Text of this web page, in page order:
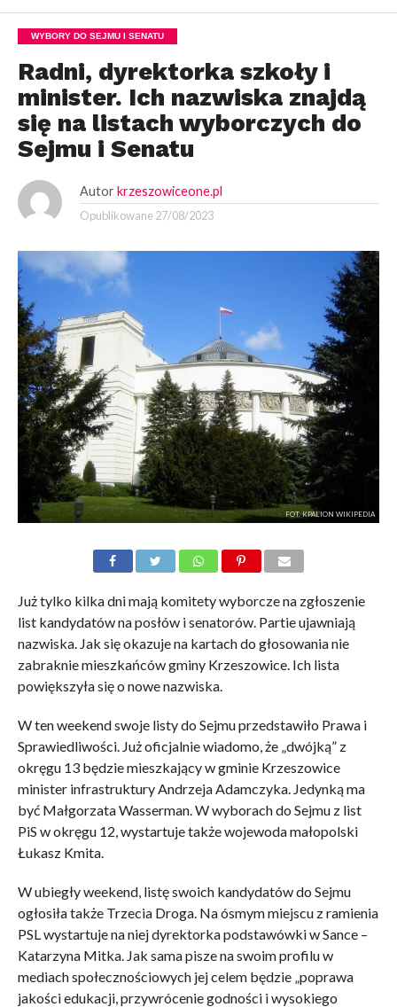
WYBORY DO SEJMU I SENATU
Radni, dyrektorka szkoły i
minister. Ich nazwiska znajdą
się na listach wyborczych do
Sejmu i Senatu
Autor krzeszowiceone.pl
Opublikowane 27/08/2023
FOT. KPALION WIKIPEDIA
Już tylko kilka dni mają komitety wyborcze na zgłoszenie
list kandydatów na posłów i senatorów. Partie ujawniają
nazwiska. Jak się okazuje na kartach do głosowania nie
zabraknie mieszkańców gminy Krzeszowice. Ich lista
powiększyła się o nowe nazwiska.
W ten weekend swoje listy do Sejmu przedstawiło Prawa i
Sprawiedliwości. Już oficjalnie wiadomo, że „dwójką” z
okręgu 13 będzie mieszkający w gminie Krzeszowice
minister infrastruktury Andrzeja Adamczyka. Jedynką ma
być Małgorzata Wasserman. W wyborach do Sejmu z list
PiS w okręgu 12, wystartuje także wojewoda małopolski
Łukasz Kmita.
W ubiegły weekend, listę swoich kandydatów do Sejmu
ogłosiła także Trzecia Droga. Na ósmym miejscu z ramienia
PSL wystartuje na niej dyrektorka podstawówki w Sance –
Katarzyna Mitka. Jak sama pisze na swoim profilu w
mediach społecznościowych jej celem będzie „poprawa
jakości edukacji, przywrócenie godności i wysokiego